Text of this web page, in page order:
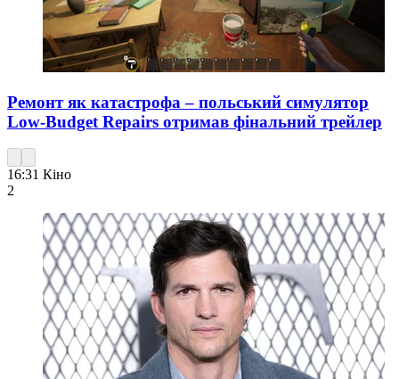
Ремонт як катастрофа – польський симулятор
Low-Budget Repairs отримав фінальний трейлер
16:31 Кіно
2